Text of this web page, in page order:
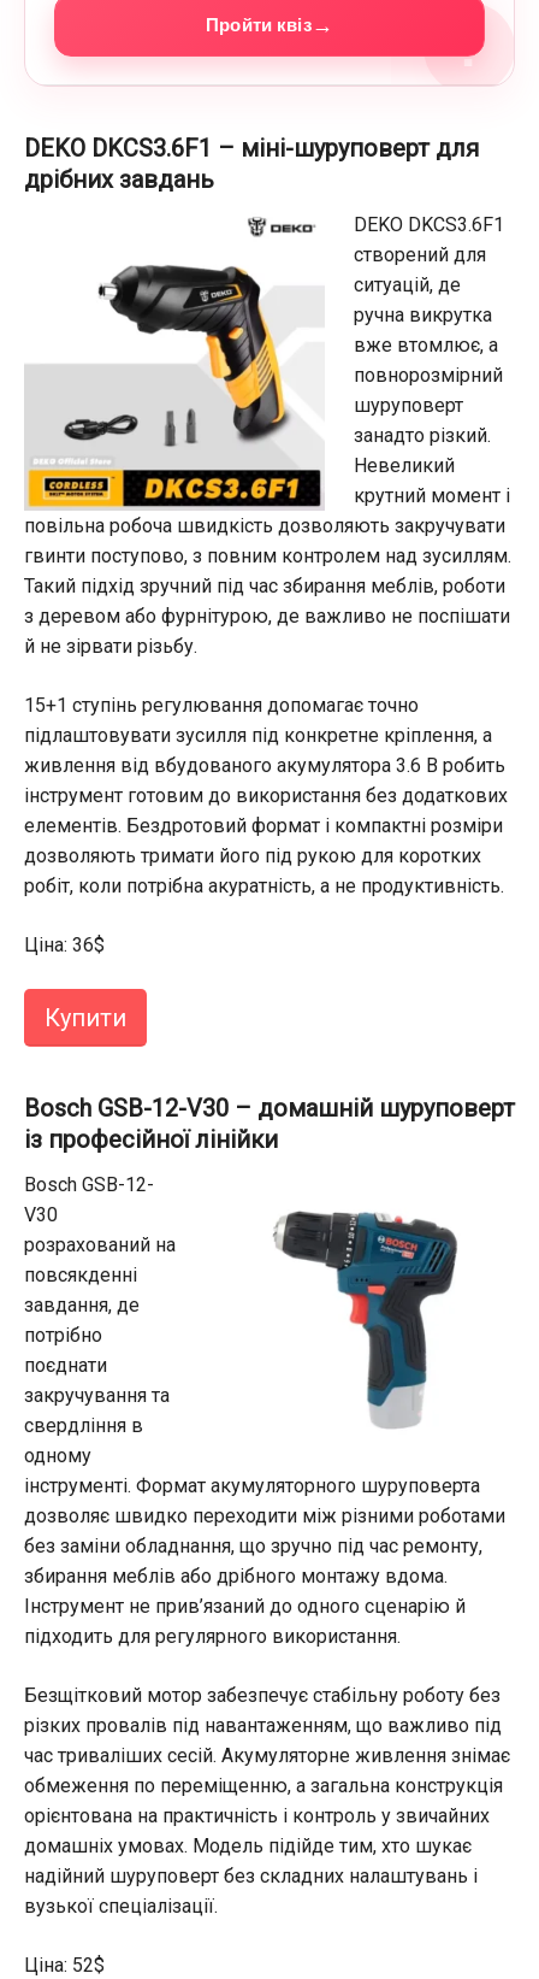
Пройти квіз→ ?
DEKO DKCS3.6F1 – міні-шуруповерт для
дрібних завдань
DEKO DKCS3.6F1
створений для
ситуацій, де
ручна викрутка
вже втомлює, а
повнорозмірний
шуруповерт
занадто різкий.
Невеликий
крутний момент і
повільна робоча швидкість дозволяють закручувати
гвинти поступово, з повним контролем над зусиллям.
Такий підхід зручний під час збирання меблів, роботи
з деревом або фурнітурою, де важливо не поспішати
й не зірвати різьбу.
15+1 ступінь регулювання допомагає точно
підлаштовувати зусилля під конкретне кріплення, а
живлення від вбудованого акумулятора 3.6 В робить
інструмент готовим до використання без додаткових
елементів. Бездротовий формат і компактні розміри
дозволяють тримати його під рукою для коротких
робіт, коли потрібна акуратність, а не продуктивність.
Ціна: 36$
Купити
Bosch GSB-12-V30 – домашній шуруповерт
із професійної лінійки
Bosch GSB-12-
V30
розрахований на
повсякденні
завдання, де
потрібно
поєднати
закручування та
свердління в
одному
інструменті. Формат акумуляторного шуруповерта
дозволяє швидко переходити між різними роботами
без заміни обладнання, що зручно під час ремонту,
збирання меблів або дрібного монтажу вдома.
Інструмент не прив’язаний до одного сценарію й
підходить для регулярного використання.
Безщітковий мотор забезпечує стабільну роботу без
різких провалів під навантаженням, що важливо під
час триваліших сесій. Акумуляторне живлення знімає
обмеження по переміщенню, а загальна конструкція
орієнтована на практичність і контроль у звичайних
домашніх умовах. Модель підійде тим, хто шукає
надійний шуруповерт без складних налаштувань і
вузької спеціалізації.
Ціна: 52$